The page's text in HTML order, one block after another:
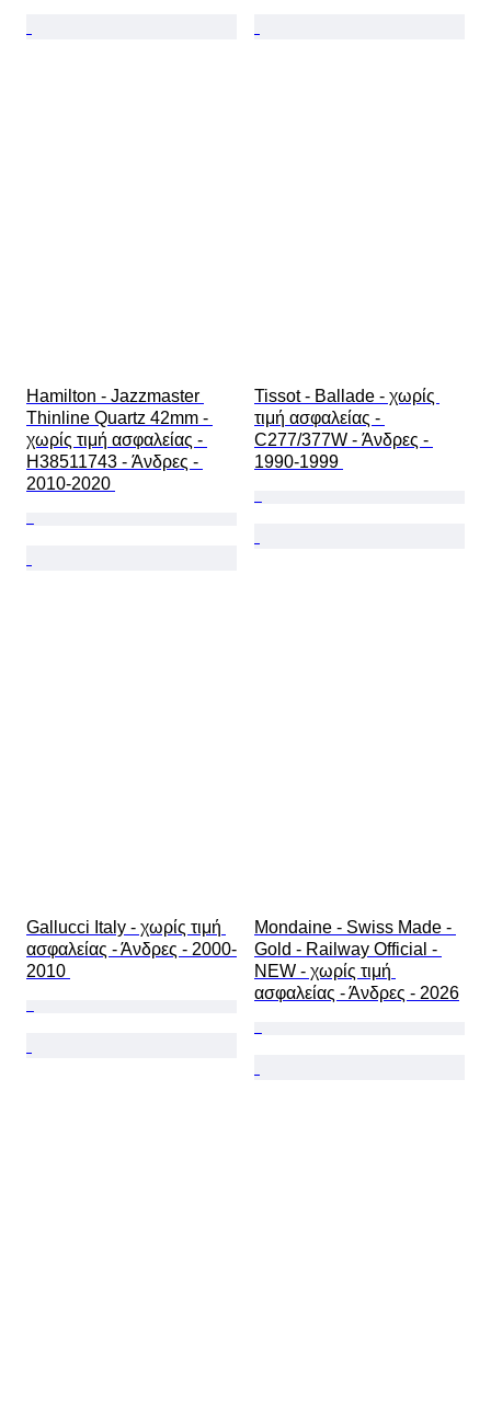
Hamilton - Jazzmaster
Thinline Quartz 42mm -
χωρίς τιμή ασφαλείας -
H38511743 - Άνδρες -
2010-2020
Tissot - Ballade - χωρίς
τιμή ασφαλείας -
C277/377W - Άνδρες -
1990-1999
Gallucci Italy - χωρίς τιμή
ασφαλείας - Άνδρες - 2000-
2010
Mondaine - Swiss Made -
Gold - Railway Official -
NEW - χωρίς τιμή
ασφαλείας - Άνδρες - 2026